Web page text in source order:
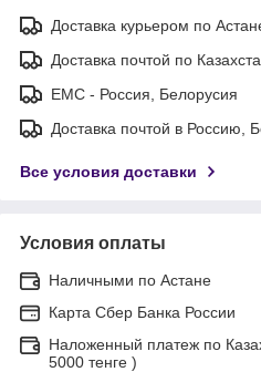
Доставка курьером по
Доставка почтой по
ЕМС - Россия, Белорусия
Доставка почтой в Россию,
Все условия доставки
Условия оплаты
Наличными по Астане
Карта Сбер Банка России
Наложенный платеж по
5000 тенге )